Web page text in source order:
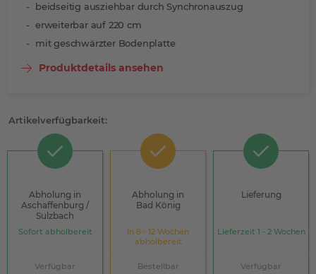
beidseitig ausziehbar durch Synchronauszug
erweiterbar auf 220 cm
mit geschwärzter Bodenplatte
Produktdetails ansehen
Artikelverfügbarkeit:
Abholung in
Aschaffenburg /
Sulzbach
Sofort abholbereit
Verfügbar
Abholung in
Bad König
In 8 - 12 Wochen
abholbereit
Bestellbar
Lieferung
Lieferzeit 1 - 2 Wochen
Verfügbar